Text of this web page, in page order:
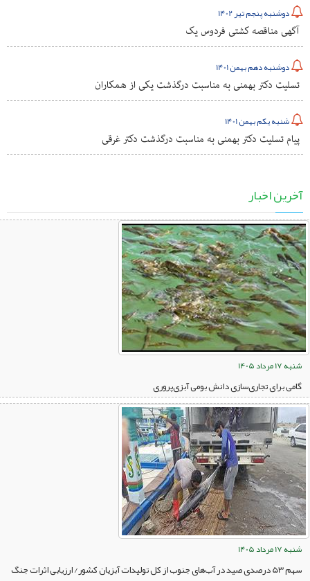
دوشنبه پنجم تیر 1402
آگهی مناقصه کشتی فردوس یک
دوشنبه دهم بهمن 1401
تسلیت دکتر بهمنی به مناسبت درگذشت یکی از همکاران
شنبه یکم بهمن 1401
پیام تسلیت دکتر بهمنی به مناسبت درگذشت دکتر غرقی
آخرین اخبار
شنبه 17 مرداد 1405
گامی برای تجاری‌سازی دانش بومی آبزی‌پروری
شنبه 17 مرداد 1405
سهم 53 درصدی صید در آب‌های جنوب از کل تولیدات آبزیان کشور/ ارزیابی اثرات جنگ